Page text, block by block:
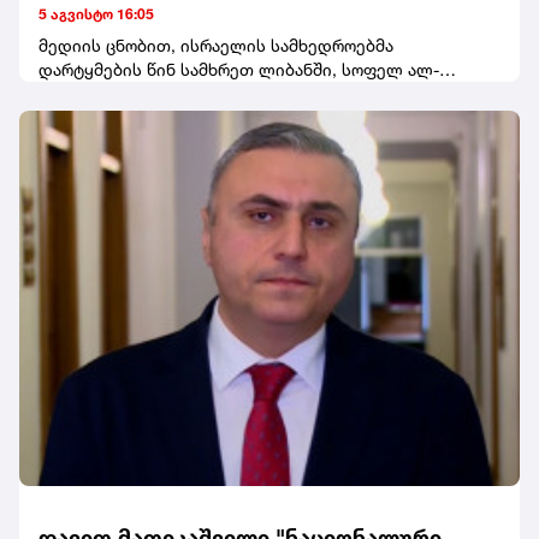
მიიტანეს
5 აგვისტო 16:05
მედიის ცნობით, ისრაელის სამხედროებმა
დარტყმების წინ სამხრეთ ლიბანში, სოფელ ალ-
გაფრთხილება გაავრცელეს.